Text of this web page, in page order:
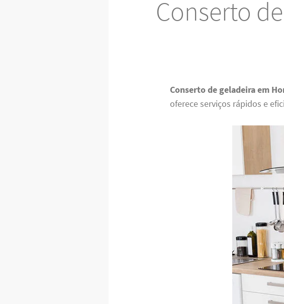
Conserto
Conserto de geladeira em
oferece serviços rápidos e